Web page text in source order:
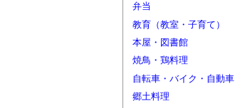
弁当
教育（教室・子育て）
本屋・図書館
焼鳥・鶏料理
自転車・バイク・自動車
郷土料理